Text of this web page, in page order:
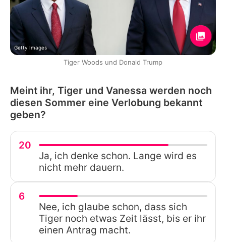
Getty Images
Tiger Woods und Donald Trump
Meint ihr, Tiger und Vanessa werden noch
diesen Sommer eine Verlobung bekannt
geben?
20
Ja, ich denke schon. Lange wird es
nicht mehr dauern.
6
Nee, ich glaube schon, dass sich
Tiger noch etwas Zeit lässt, bis er ihr
einen Antrag macht.